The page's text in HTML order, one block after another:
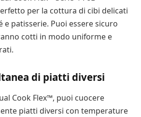
per la cottura di cibi delicati
e patisserie. Puoi essere sicuro
cotti in modo uniforme e
di piatti diversi
Cook Flex™, puoi cuocere
piatti diversi con temperature